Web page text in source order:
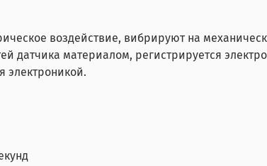
воздействие, вибрируют на
датчика материалом, регистрируется
электроникой.